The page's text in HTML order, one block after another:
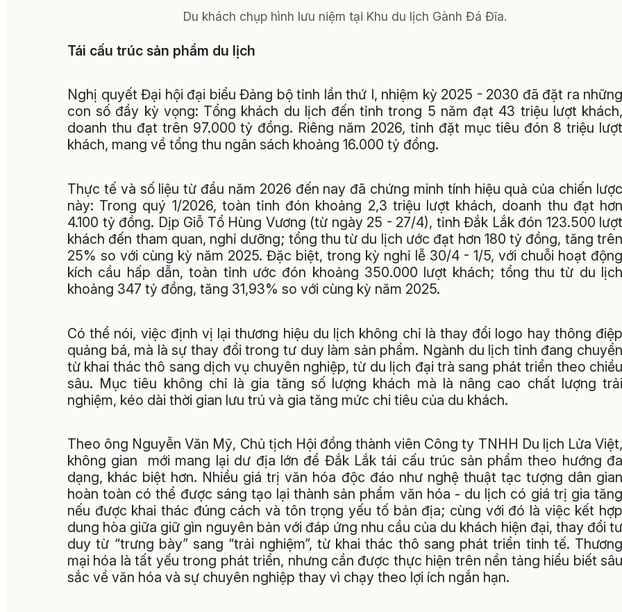
Du khách chụp hình lưu niệm tại Khu du lịch Gành Đá Đĩa.
Tái cấu trúc sản phẩm du lịch
Nghị quyết Đại hội đại biểu Đảng bộ tỉnh lần thứ I, nhiệm kỳ 2025 - 2030 đã đặt ra những
con số đầy kỳ vọng: Tổng khách du lịch đến tỉnh trong 5 năm đạt 43 triệu lượt khách,
doanh thu đạt trên 97.000 tỷ đồng. Riêng năm 2026, tỉnh đặt mục tiêu đón 8 triệu lượt
khách, mang về tổng thu ngân sách khoảng 16.000 tỷ đồng.
Thực tế và số liệu từ đầu năm 2026 đến nay đã chứng minh tính hiệu quả của chiến lược
này: Trong quý 1/2026, toàn tỉnh đón khoảng 2,3 triệu lượt khách, doanh thu đạt hơn
4.100 tỷ đồng. Dịp Giỗ Tổ Hùng Vương (từ ngày 25 - 27/4), tỉnh Đắk Lắk đón 123.500 lượt
khách đến tham quan, nghỉ dưỡng; tổng thu từ du lịch ước đạt hơn 180 tỷ đồng, tăng trên
25% so với cùng kỳ năm 2025. Đặc biệt, trong kỳ nghỉ lễ 30/4 - 1/5, với chuỗi hoạt động
kích cầu hấp dẫn, toàn tỉnh ước đón khoảng 350.000 lượt khách; tổng thu từ du lịch
khoảng 347 tỷ đồng, tăng 31,93% so với cùng kỳ năm 2025.
Có thể nói, việc định vị lại thương hiệu du lịch không chỉ là thay đổi logo hay thông điệp
quảng bá, mà là sự thay đổi trong tư duy làm sản phẩm. Ngành du lịch tỉnh đang chuyển
từ khai thác thô sang dịch vụ chuyên nghiệp, từ du lịch đại trà sang phát triển theo chiều
sâu. Mục tiêu không chỉ là gia tăng số lượng khách mà là nâng cao chất lượng trải
nghiệm, kéo dài thời gian lưu trú và gia tăng mức chi tiêu của du khách.
Theo ông Nguyễn Văn Mỹ, Chủ tịch Hội đồng thành viên Công ty TNHH Du lịch Lửa Việt,
không gian mới mang lại dư địa lớn để Đắk Lắk tái cấu trúc sản phẩm theo hướng đa
dạng, khác biệt hơn. Nhiều giá trị văn hóa độc đáo như nghệ thuật tạc tượng dân gian
hoàn toàn có thể được sáng tạo lại thành sản phẩm văn hóa - du lịch có giá trị gia tăng
nếu được khai thác đúng cách và tôn trọng yếu tố bản địa; cùng với đó là việc kết hợp
dung hòa giữa giữ gìn nguyên bản với đáp ứng nhu cầu của du khách hiện đại, thay đổi tư
duy từ “trưng bày” sang “trải nghiệm”, từ khai thác thô sang phát triển tinh tế. Thương
mại hóa là tất yếu trong phát triển, nhưng cần được thực hiện trên nền tảng hiểu biết sâu
sắc về văn hóa và sự chuyên nghiệp thay vì chạy theo lợi ích ngắn hạn.